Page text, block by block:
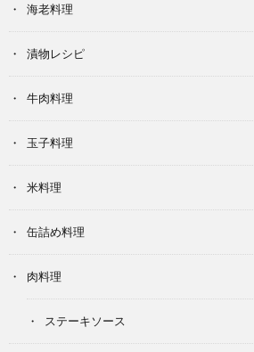
海老料理
漬物レシピ
牛肉料理
玉子料理
米料理
缶詰め料理
肉料理
ステーキソース